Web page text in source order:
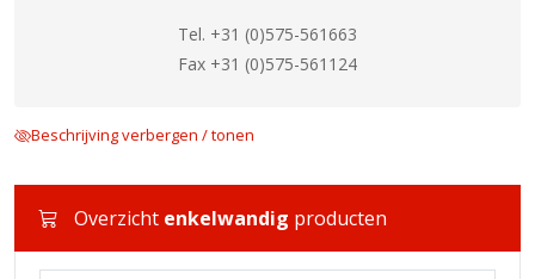
Tel. +31 (0)575-561663
Fax +31 (0)575-561124
Beschrijving verbergen / tonen
Overzicht enkelwandig producten